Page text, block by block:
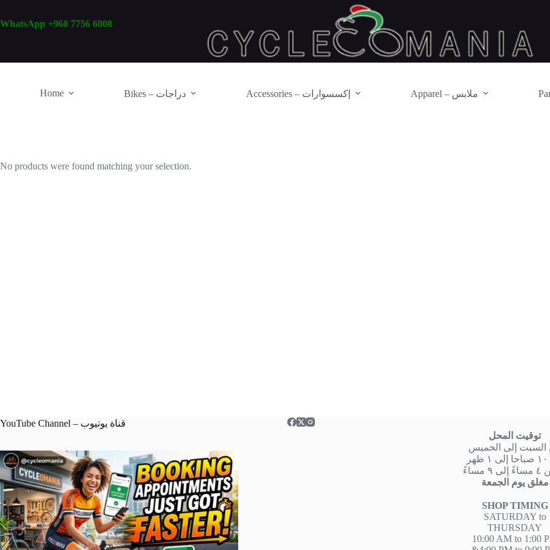
content
WhatsApp +968 7756 6008
Home Bikes – دراجات Accessories – إكسسوارات Apparel – ملابس
No products were found matching your selection.
YouTube Channel – قناة يوتيوب
توقيت المحل
السبت إلى الخميس
مساءً
مغلق يوم الجمعة
SHOP TIMING
SATURDAY to
THURSDAY
10:00 AM to 1:00